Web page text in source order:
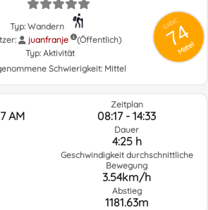
GRSIC
74
Mittel
Typ: Wandern
juanfranje
(Öffentlich)
Typ: Aktivität
Schwierigkeit: Mittel
AM
Zeitplan
08:17 - 14:33
Dauer
4:25 h
Geschwindigkeit durchschnittliche
Bewegung
3.54km/h
Abstieg
1181.63m